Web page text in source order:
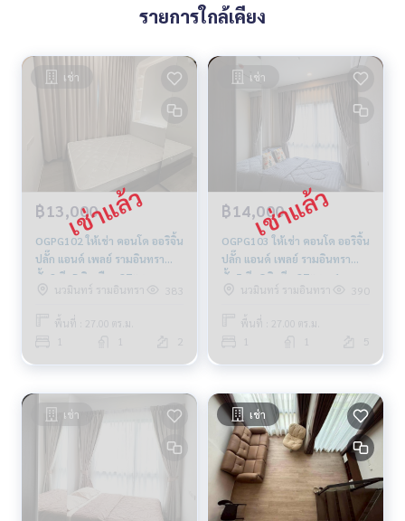
รายการใกล้เคียง
เช่า
฿13,000
OGPG102 ให้เช่า คอนโด ออริจิ้น
ปลั๊ก แอนด์ เพลย์ รามอินทรา
ชั้น2 ตึกB วิวเมือง 27ตรม.
1นอน 1น้ำ 13,000บ. 081-904-
นวมินทร์ รามอินทรา 383
พื้นที่ : 27.00 ตร.ม.
เช่า
฿14,000
OGPG103 ให้เช่า คอนโด ออริจิ้น
ปลั๊ก แอนด์ เพลย์ รามอินทรา
ชั้น5 ตึกC วิวตึก 27ตรม. 1นอน
1น้ำ 14,000บ. 081-904-4692
นวมินทร์ รามอินทรา 390
พื้นที่ : 27.00 ตร.ม.
5
เช่า เช่า